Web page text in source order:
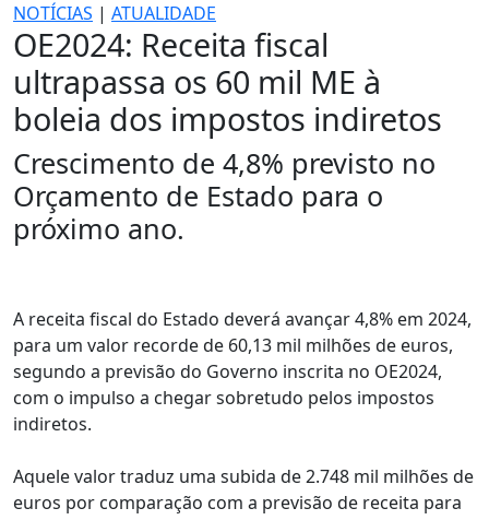
NOTÍCIAS | ATUALIDADE
OE2024: Receita fiscal
ultrapassa os 60 mil ME à
boleia dos impostos indiretos
Crescimento de 4,8% previsto no
Orçamento de Estado para o
próximo ano.
A receita fiscal do Estado deverá avançar 4,8% em 2024,
para um valor recorde de 60,13 mil milhões de euros,
segundo a previsão do Governo inscrita no OE2024,
com o impulso a chegar sobretudo pelos impostos
indiretos.
Aquele valor traduz uma subida de 2.748 mil milhões de
euros por comparação com a previsão de receita para